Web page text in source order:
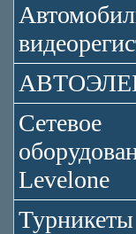
Сетевое
Levelone
Турникеты